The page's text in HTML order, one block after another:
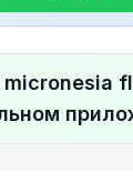
micronesia